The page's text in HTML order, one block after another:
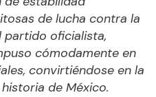
de lucha contra la
partido oficialista,
cómodamente en
convirtiéndose en la
de México.